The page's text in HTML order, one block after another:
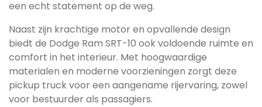
een echt statement op de weg.
Naast zijn krachtige motor en opvallende design
biedt de Dodge Ram SRT-10 ook voldoende ruimte en
comfort in het interieur. Met hoogwaardige
materialen en moderne voorzieningen zorgt deze
pickup truck voor een aangename rijervaring, zowel
voor bestuurder als passagiers.